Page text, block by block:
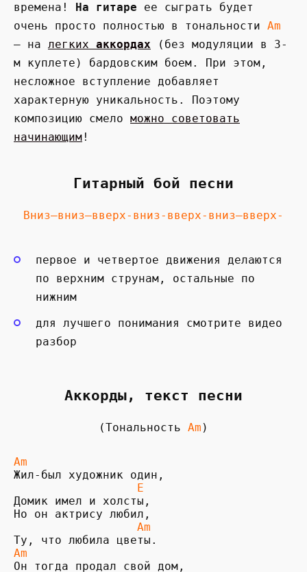
времена!
На гитаре ее сыграть будет
очень просто полностью в тональности Am
— на легких аккордах (без модуляции в 3-
м куплете) бардовским боем. При этом,
несложное вступление добавляет
характерную уникальность. Поэтому
композицию смело можно советовать
начинающим !
Гитарный бой песни
Вниз—вниз—вверх-вниз-вверх-вниз—вверх-
первое и четвертое движения делаются
по верхним струнам, остальные по
нижним
для лучшего понимания смотрите видео
разбор
Аккорды, текст песни
(Тональность Am )
Am
                  E
Домик имел и холсты,
                  Am
Am